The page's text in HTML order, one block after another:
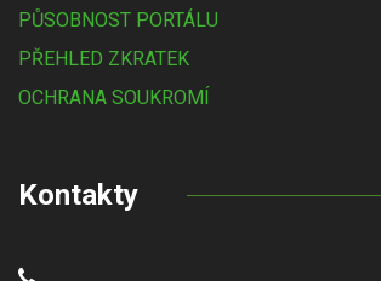
PŮSOBNOST PORTÁLU
PŘEHLED ZKRATEK
OCHRANA SOUKROMÍ
Kontakty